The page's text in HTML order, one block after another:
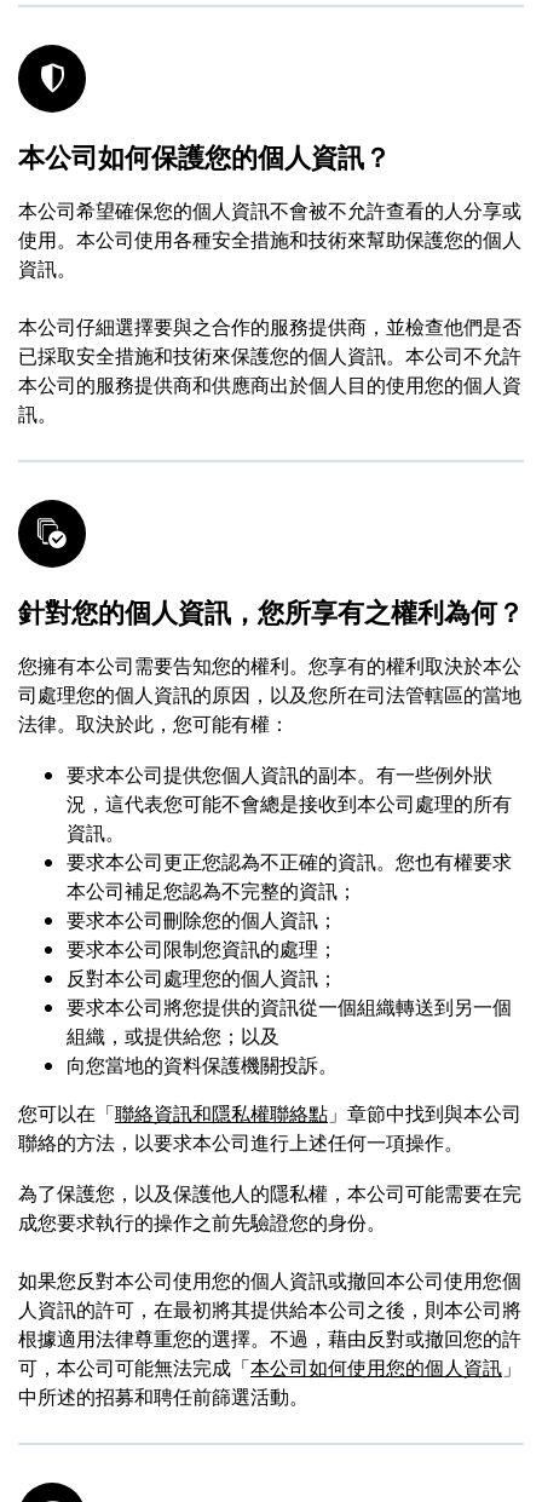
本公司如何保護您的個人資訊？
本公司希望確保您的個人資訊不會被不允許查看的人分享或
使用。本公司使用各種安全措施和技術來幫助保護您的個人
資訊。
本公司仔細選擇要與之合作的服務提供商，並檢查他們是否
已採取安全措施和技術來保護您的個人資訊。本公司不允許
本公司的服務提供商和供應商出於個人目的使用您的個人資
訊。
針對您的個人資訊，您所享有之權利為何？
您擁有本公司需要告知您的權利。您享有的權利取決於本公
司處理您的個人資訊的原因，以及您所在司法管轄區的當地
法律。取決於此，您可能有權：
要求本公司提供您個人資訊的副本。有一些例外狀
況，這代表您可能不會總是接收到本公司處理的所有
資訊。
要求本公司更正您認為不正確的資訊。您也有權要求
本公司補足您認為不完整的資訊；
要求本公司刪除您的個人資訊；
要求本公司限制您資訊的處理；
反對本公司處理您的個人資訊；
要求本公司將您提供的資訊從一個組織轉送到另一個
組織，或提供給您；以及
向您當地的資料保護機關投訴。
您可以在「聯絡資訊和隱私權聯絡點」章節中找到與本公司
聯絡的方法，以要求本公司進行上述任何一項操作。
為了保護您，以及保護他人的隱私權，本公司可能需要在完
成您要求執行的操作之前先驗證您的身份。
如果您反對本公司使用您的個人資訊或撤回本公司使用您個
人資訊的許可，在最初將其提供給本公司之後，則本公司將
根據適用法律尊重您的選擇。不過，藉由反對或撤回您的許
可，本公司可能無法完成「本公司如何使用您的個人資訊」
中所述的招募和聘任前篩選活動。